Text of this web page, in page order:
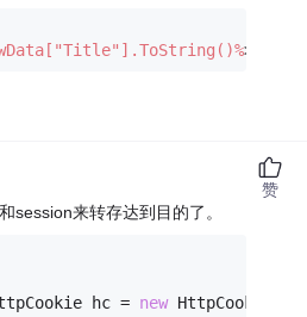
>
session来转存达到目的了。
hc =
new HttpCookie(
赞